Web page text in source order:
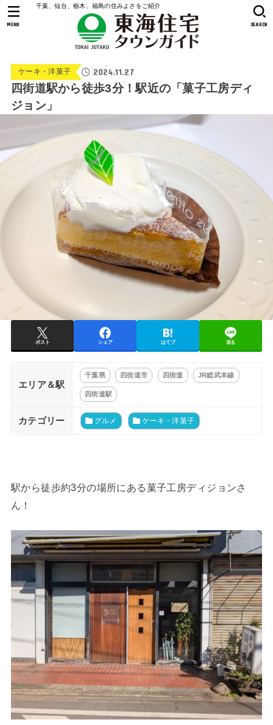
千葉、仙台、栃木、福島の住みよさをご紹介
SEARCH
MENU
ケーキ・洋菓子 2024.11.27
四街道駅から徒歩3分！駅近の「菓子工房ディ
ジョン」
ポスト シェア はてブ 送る
エリア＆駅
千葉県 四街道市 四街道 JR総武本線
四街道駅
カテゴリー グルメ ケーキ・洋菓子
駅から徒歩約3分の場所にある菓子工房ディジョンさ
ん！